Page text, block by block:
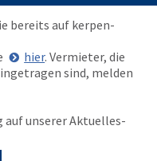
bereits auf kerpen-
hier. Vermieter, die
sind, melden
unserer Aktuelles-